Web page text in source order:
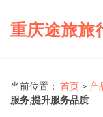
重庆途旅旅
当前位置： 首页 > 产
服务,提升服务品质